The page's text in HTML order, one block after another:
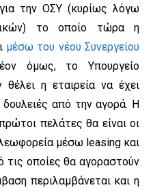
την ΟΣΥ (κυρίως λόγω
το οποίο τώρα η
μέσω του νέου Συνεργείου
όμως, το Υπουργείο
η εταιρεία να έχει
από την αγορά. Η
πελάτες θα είναι οι
μέσω leasing και
τις οποίες θα αγοραστούν
περιλαμβάνεται και η